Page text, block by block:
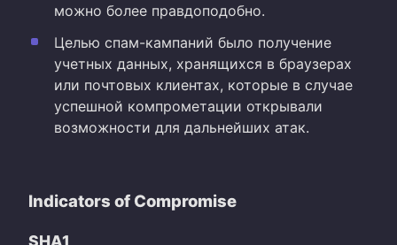
можно более правдоподобно.
Целью спам-кампаний было получение
учетных данных, хранящихся в браузерах
или почтовых клиентах, которые в случае
успешной компрометации открывали
возможности для дальнейших атак.
Indicators of Compromise
SHA1